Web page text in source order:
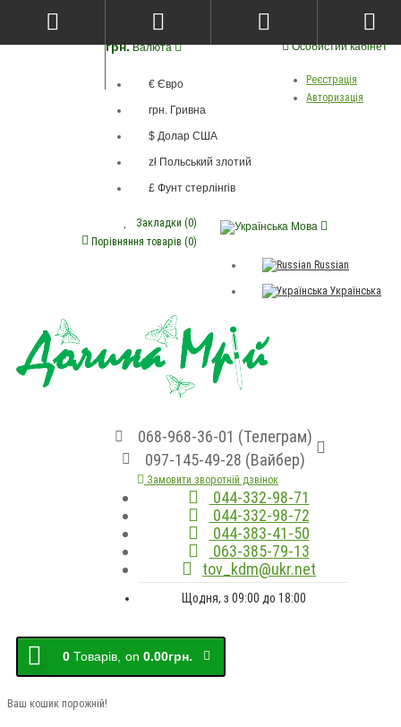
Особистий кабінет
Реєстрація
Авторизація
грн. Валюта
€ Євро
грн. Гривна
$ Долар США
zł Польський злотий
£ Фунт стерлінгів
Мова
Russian
Українська
Закладки (0)
Порівняння товарів (0)
068-968-36-01 (Телеграм)
097-145-49-28 (Вайбер)
Замовити зворотній дзвінок
044-332-98-71
044-332-98-72
044-383-41-50
063-385-79-13
tov_kdm@ukr.net
Щодня, з 09:00 до 18:00
0 Товарів, on 0.00грн.
Ваш кошик порожній!